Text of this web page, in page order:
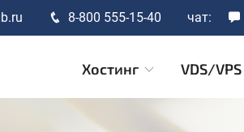
8-800 555-15-40 чат:
Хостинг VDS/VPS